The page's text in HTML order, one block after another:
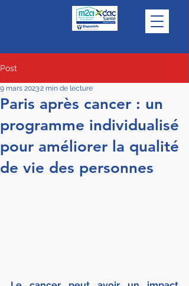
Post
Paris après cancer : un
programme individualisé
pour améliorer la qualité
de vie des personnes
9 mars 20232 min de lecture